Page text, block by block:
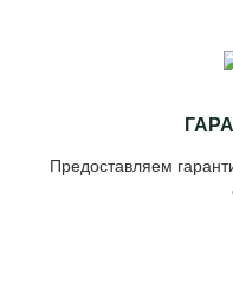
Предоставляем